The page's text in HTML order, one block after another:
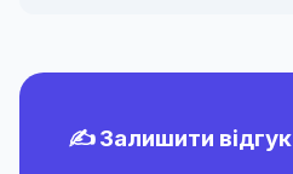
✍️ Залишити відгук